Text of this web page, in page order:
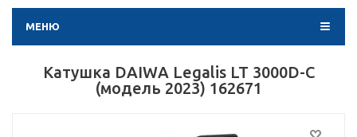
МЕНЮ
Катушка DAIWA Legalis LT 3000D-C
(модель 2023) 162671